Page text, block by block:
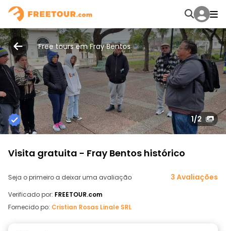
Free tours em Fray Bentos
1/2
Visita gratuita - Fray Bentos histórico
Seja o primeiro a deixar uma avaliação 3 Avaliações
Verificado por: FREETOUR.com
Fornecido po: Cristian Rosas Linale SRL